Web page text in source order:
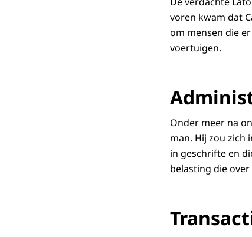
voren kwam dat
om mensen die
voertuigen.
Onder meer na
man. Hij zou zich
in geschrifte en
belasting die